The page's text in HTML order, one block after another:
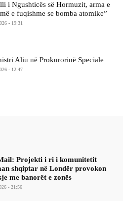
i Ngushticës së Hormuzit, arma e
e fuqishme se bomba atomike”
- 19:31
​Aliu në Prokurorinë Speciale
- 12:47
Projekti i ri i komunitetit
shqiptar në Londër provokon
me banorët e zonës
- 21:56